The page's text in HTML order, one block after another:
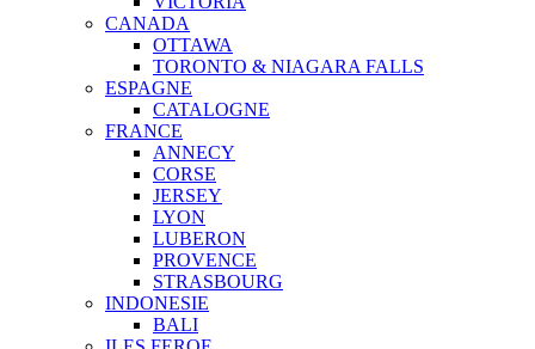
CANADA
OTTAWA
TORONTO & NIAGARA FALLS
ESPAGNE
CATALOGNE
FRANCE
ANNECY
CORSE
JERSEY
LYON
LUBERON
PROVENCE
STRASBOURG
INDONESIE
BALI